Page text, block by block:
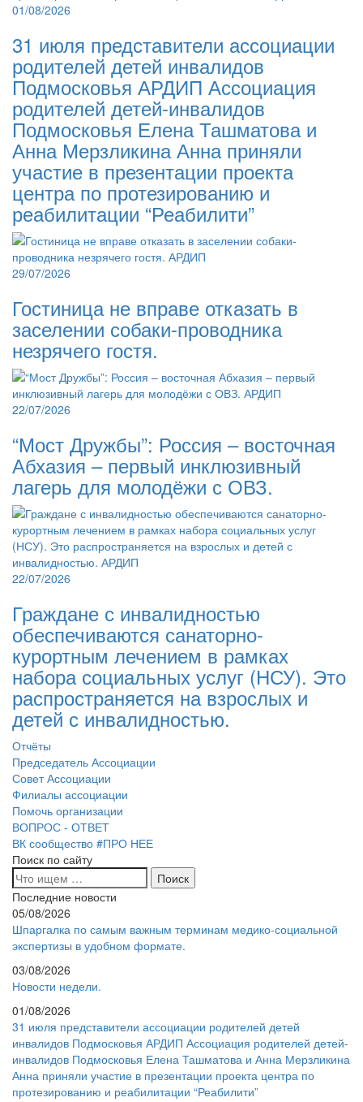
01/08/2026
31 июля представители ассоциации
родителей детей инвалидов
Подмосковья АРДИП Ассоциация
родителей детей-инвалидов
Подмосковья Елена Ташматова и
Анна Мерзликина Анна приняли
участие в презентации проекта
центра по протезированию и
реабилитации “Реабилити”
29/07/2026
Гостиница не вправе отказать в
заселении собаки-проводника
незрячего гостя.
22/07/2026
“Мост Дружбы”: Россия – восточная
Абхазия – первый инклюзивный
лагерь для молодёжи с ОВЗ.
22/07/2026
Граждане с инвалидностью
обеспечиваются санаторно-
курортным лечением в рамках
набора социальных услуг (НСУ). Это
распространяется на взрослых и
детей с инвалидностью.
Отчёты
Председатель Ассоциации
Совет Ассоциации
Филиалы ассоциации
Помочь организации
ВОПРОС - ОТВЕТ
ВК сообщество #ПРО НЕЕ
Поиск по сайту
Последние новости
05/08/2026
Шпаргалка по самым важным терминам медико-социальной
экспертизы в удобном формате.
03/08/2026
Новости недели.
01/08/2026
31 июля представители ассоциации родителей детей
инвалидов Подмосковья АРДИП Ассоциация родителей детей-
инвалидов Подмосковья Елена Ташматова и Анна Мерзликина
Анна приняли участие в презентации проекта центра по
протезированию и реабилитации “Реабилити”